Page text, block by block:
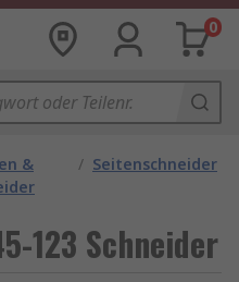
0
&
/ Seitenschneider
123 Schneider